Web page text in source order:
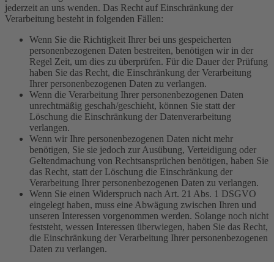
jederzeit an uns wenden. Das Recht auf Einschränkung der
Verarbeitung besteht in folgenden Fällen:
Wenn Sie die Richtigkeit Ihrer bei uns gespeicherten
personenbezogenen Daten bestreiten, benötigen wir in der
Regel Zeit, um dies zu überprüfen. Für die Dauer der Prüfung
haben Sie das Recht, die Einschränkung der Verarbeitung
Ihrer personenbezogenen Daten zu verlangen.
Wenn die Verarbeitung Ihrer personenbezogenen Daten
unrechtmäßig geschah/geschieht, können Sie statt der
Löschung die Einschränkung der Datenverarbeitung
verlangen.
Wenn wir Ihre personenbezogenen Daten nicht mehr
benötigen, Sie sie jedoch zur Ausübung, Verteidigung oder
Geltendmachung von Rechtsansprüchen benötigen, haben Sie
das Recht, statt der Löschung die Einschränkung der
Verarbeitung Ihrer personenbezogenen Daten zu verlangen.
Wenn Sie einen Widerspruch nach Art. 21 Abs. 1 DSGVO
eingelegt haben, muss eine Abwägung zwischen Ihren und
unseren Interessen vorgenommen werden. Solange noch nicht
feststeht, wessen Interessen überwiegen, haben Sie das Recht,
die Einschränkung der Verarbeitung Ihrer personenbezogenen
Daten zu verlangen.